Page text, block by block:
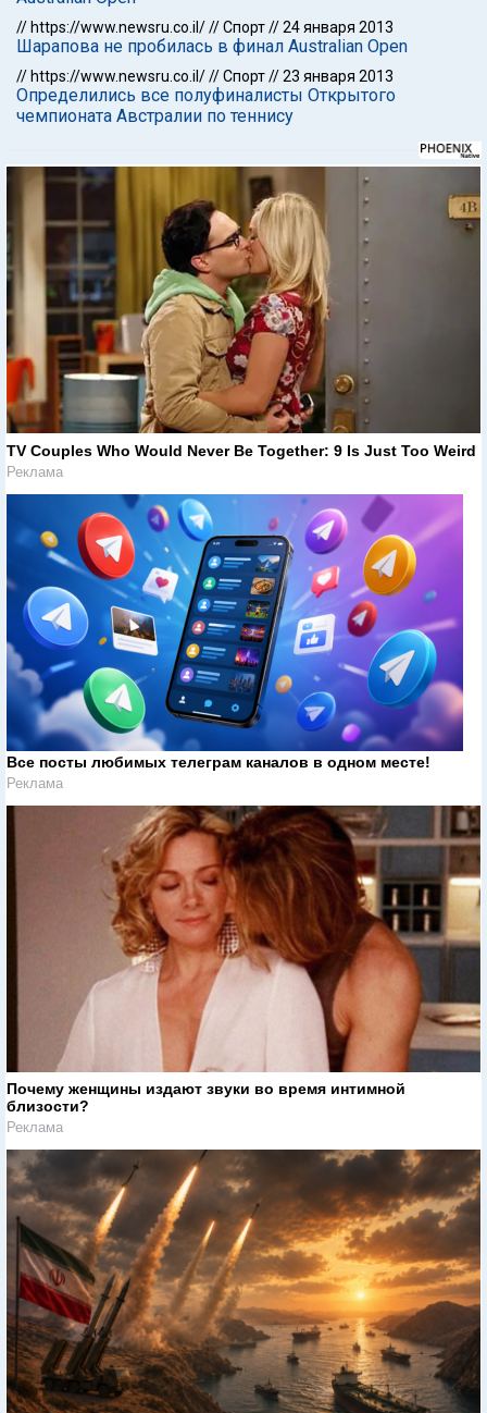
// https://www.newsru.co.il///Спорт//24 января 2013
Шарапова не пробилась в финал Australian Open
// https://www.newsru.co.il///Спорт//23 января 2013
Определились все полуфиналисты Открытого
чемпионата Австралии по теннису
TV Couples Who Would Never Be Together: 9 Is Just Too Weird
Реклама
Все посты любимых телеграм каналов в одном месте!
Реклама
Почему женщины издают звуки во время интимной
близости?
Реклама